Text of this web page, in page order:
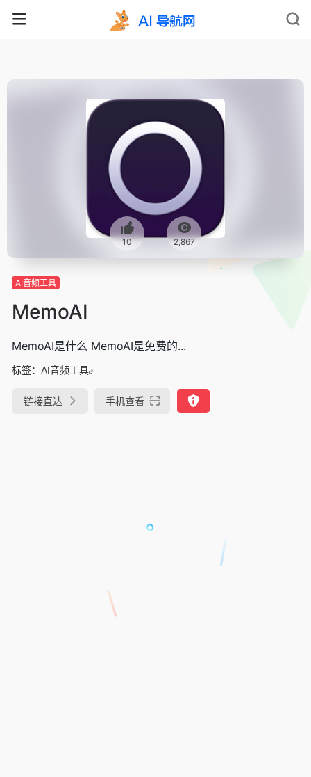
10 2,867
AI音频工具
MemoAI
MemoAI是什么 MemoAI是免费的...
标签： AI音频工具
链接直达 手机查看